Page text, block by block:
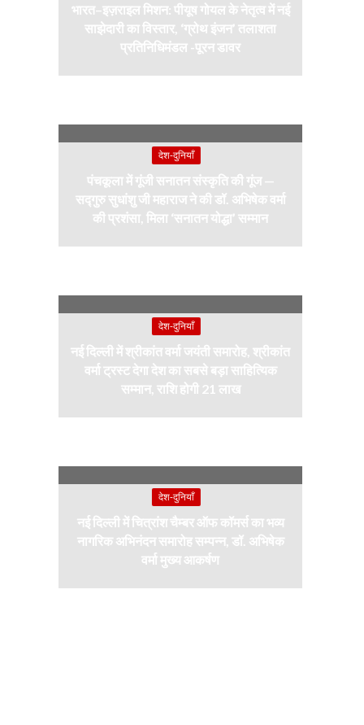
भारत–इज़राइल मिशन: पीयूष गोयल के नेतृत्व में नई
साझेदारी का विस्तार, ‘ग्रोथ इंजन’ तलाशता
प्रतिनिधिमंडल -पूरन डावर
देश-दुनियाँ
पंचकूला में गूंजी सनातन संस्कृति की गूंज —
सद्गुरु सुधांशु जी महाराज ने की डॉ. अभिषेक वर्मा
की प्रशंसा, मिला ‘सनातन योद्धा’ सम्मान
देश-दुनियाँ
नई दिल्ली में श्रीकांत वर्मा जयंती समारोह, श्रीकांत
वर्मा ट्रस्ट देगा देश का सबसे बड़ा साहित्यिक
सम्मान, राशि होगी 21 लाख
देश-दुनियाँ
नई दिल्ली में चित्रांश चैम्बर ऑफ कॉमर्स का भव्य
नागरिक अभिनंदन समारोह सम्पन्न, डॉ. अभिषेक
वर्मा मुख्य आकर्षण